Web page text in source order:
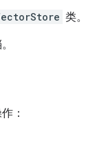
类。
：